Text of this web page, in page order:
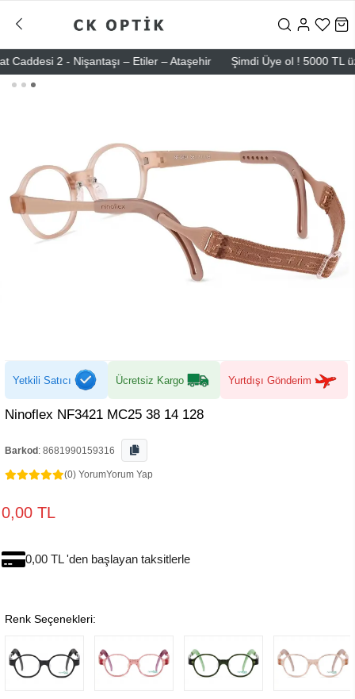
2 - Nişantaşı – Etiler – Ataşehir Şimdi Üye ol ! 5000 TL üzeri
Yetkili Satıcı Ücretsiz Kargo Yurtdışı Gönderim
Ninoflex NF3421 MC25 38 14 128
Barkod : 8681990159316
(0) YorumYorum Yap
0,00 TL
0,00 TL 'den başlayan taksitlerle
Renk Seçenekleri: